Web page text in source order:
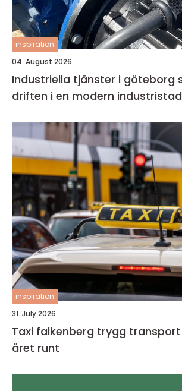
inspiration
04. August 2026
Industriella tjänster i göteborg så säkras
driften i en modern industristad
inspiration
31. July 2026
Taxi falkenberg trygg transport längs kusten
året runt